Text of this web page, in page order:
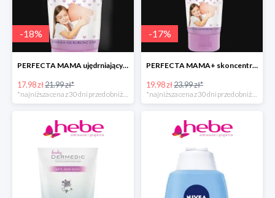
-18%
PERFECTA MAMA ujędrniający balsam do ciała
17.98 zł21.99 zł*
*najniższa cena z 30 dni przed obniżką
-17%
PERFECTA MAMA+ skoncentrowane serum przeciw rozstępom
19.98 zł23.99 zł*
*najniższa cena z 30 dni przed obniżką